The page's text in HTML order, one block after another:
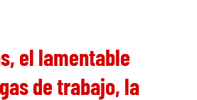
el lamentable
de trabajo, la